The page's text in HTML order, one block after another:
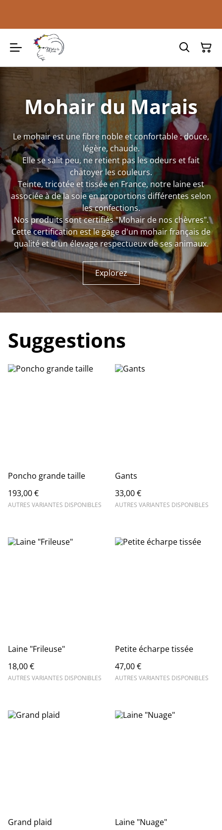
Mohair du Marais
Le mohair est une fibre noble et confortable : douce,
légère, chaude.
Elle se salit peu, ne retient pas les odeurs et fait
chatoyer les couleurs.
Teinte, tricotée et tissée en France, notre laine est
associée à de la soie en proportions différentes selon
les confections.
Nos produits sont certifiés "Mohair de nos chèvres".
Cette certification est le gage d'un mohair français de
qualité et d'un élevage respectueux de ses animaux.
Explorez
Suggestions
Poncho grande taille
193,00 €
AUTRES VARIANTES DISPONIBLES
Gants
33,00 €
AUTRES VARIANTES DISPONIBLES
Laine "Frileuse"
18,00 €
AUTRES VARIANTES DISPONIBLES
Petite écharpe tissée
47,00 €
AUTRES VARIANTES DISPONIBLES
Grand plaid
Laine "Nuage"